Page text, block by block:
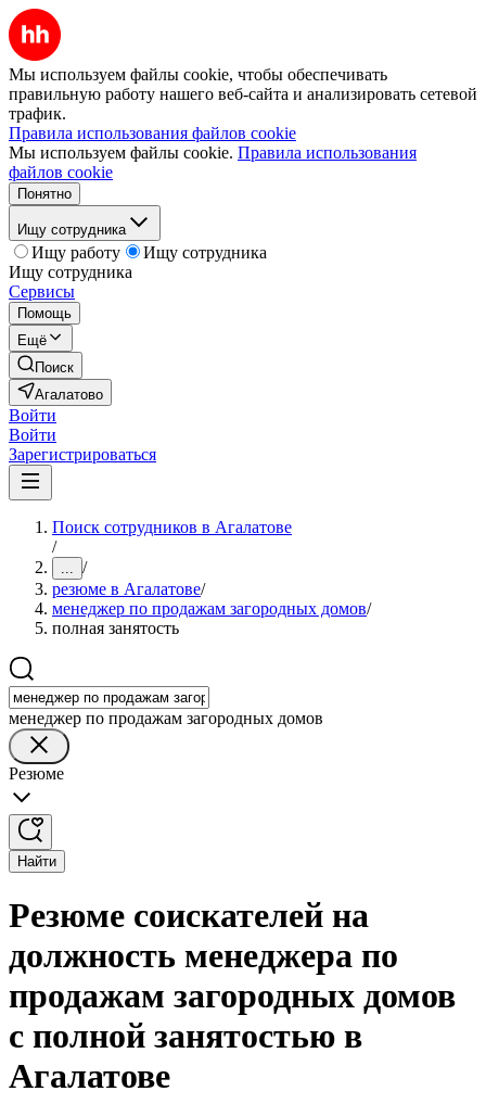
Мы используем файлы cookie, чтобы обеспечивать
правильную работу нашего веб-сайта и анализировать сетевой
трафик.
Правила использования файлов cookie
Мы используем файлы cookie. Правила использования
файлов cookie
Понятно
Ищу сотрудника
Ищу работу
Ищу сотрудника
Ищу сотрудника
Сервисы
Помощь
Ещё
Поиск
Агалатово
Войти
Войти
Зарегистрироваться
Поиск сотрудников в Агалатове
/
... /
резюме в Агалатове/
менеджер по продажам загородных домов/
полная занятость
менеджер по продажам загородных домов
Резюме
Найти
Резюме соискателей на
должность менеджера по
продажам загородных домов
с полной занятостью в
Агалатове